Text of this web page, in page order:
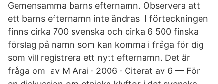
Gemensamma barns efternamn. Observera att
ett barns efternamn inte ändras I förteckningen
finns cirka 700 svenska och cirka 6 500 finska
förslag på namn som kan komma i fråga för dig
som vill registrera ett nytt efternamn. Det är
fråga om av M Arai · 2006 · Citerat av 6 — För